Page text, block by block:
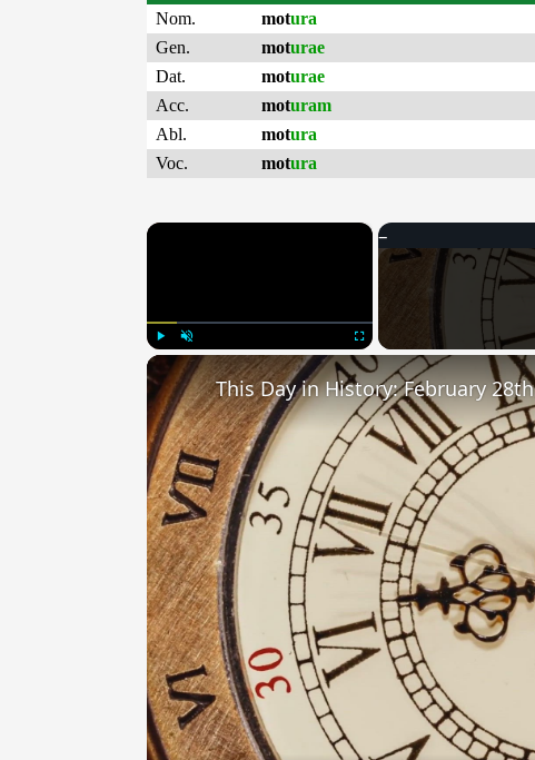
Nom.
motura
Gen.
moturae
Dat.
moturae
Acc.
moturam
Abl.
motura
Voc.
motura
×
Play Unmute Fullscreen
This Day in History: February 28th